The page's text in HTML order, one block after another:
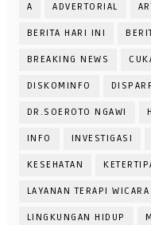
A ADVERTORIAL
BERITA HARI INI
BREAKING NEWS
DISKOMINFO
DR.SOEROTO NGAWI
INFO INVESTIGASI
KESEHATAN
LAYANAN TERAPI WICARA
LINGKUNGAN HIDUP